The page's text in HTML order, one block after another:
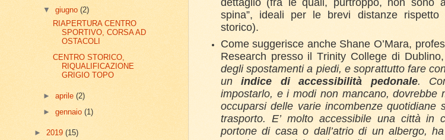
dettaglio (fra le quali, purtroppo, non sono
spina”, ideali per le brevi distanze
storico).
Come suggerisce anche Shane O’Mara,
Research presso il Trinity College di Dublino,
degli spostamenti a piedi, e soprattutto fare
unindice di accessibilità pedonale.
impostarlo, e i modi non mancano, dovrebbe
occuparsi delle varie incombenze quotidiane
trasporto. E’ molto accessibile una città in
portone di casa o dall’atrio di un albergo,
▼giugno(2)
RIAPERTURA CENTRO
SPORTIVO, CORSA AD
OSTACOLI
CENTRO STORICO,
RIQUALIFICAZIONE
GRIGIO TOPO
►aprile(2)
►gennaio(1)
► 2019 (15)